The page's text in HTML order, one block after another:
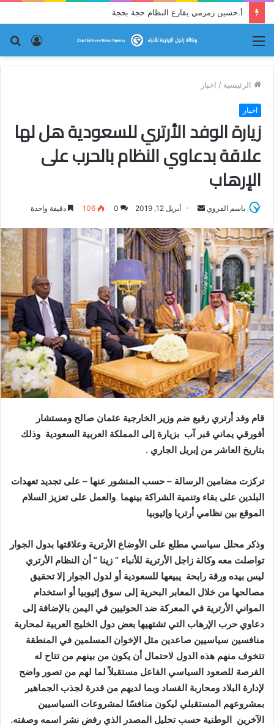
أ.حسين زمزمي يقارع النظام حجة بحجة
تسجيل
الدخول
الرئيسية / اخبار
اخبار
زيارة الوفد الأرتري للسعودية هل لها
علاقة بدعاوي النظام بالحرب على
الإرهاب
باسم القروي
س
ل
د
ا
ل
ك
ت
ر
ن
ي
ا
أبريل 12, 2019 0
106 دقيقة واحدة
قام وفد أرتري رفيع ضم وزير الخارجية عثمان صالح ومستشار
أفورقي يماني قبر آب بزيارة إلى المملكة العربية السعودية وذلك
بتاريخ العاشر من إبريل الجاري .
تركزت مضامين الرسالة – حسب المنشور عنها – على تجديد تعهدات
البلدين على بقاء وتنمية الشراكة بينهما والعمل على تعزيز السلام
الموقع بين نظامي أرتريا وإثيوبيا
وذكر محلل سياسي مطلع على الأوضاع الأرترية وعلاقتها بدول الجوار
تواصلت معه وكالة زاجل الأرترية للأنباء ” زينا ” أن النظام الأرتري
ليس بيده ورقة رابحة يبيعها للسعودية أو لدول الجوار إلا تحقيق
مصالحها من خلال المعابر البحرية إلى سوق إثيوبيا أو استخدام
المواني الأرترية في المعركة ضد الحوثيين في اليمن بالإضافة إلى
دعاوي حرب الإرهاب التي تشتهيها بعض دول الخليج العربية لمحاربة
منافسين سياسيين صاعدين مثل الإخوان المسلمين في المنطقة
تتخوف منهم هذه الدول لاحتمال أن يكون من بينهم من تتاح له
الفرصة للصعود السياسي الفاعل مستقبلاً لما لهم من تصور واضح
لإدارة البلاد ومحاربة الفساد وبما لديهم من قدرة لجذب الجماهير
بمشروعهم المستقبلي ليكون منافسًا لمشروعات السياسيين
الآخرين الوطنية حسب تحليل المصدر الذي رفض نشر اسمه وصفته.